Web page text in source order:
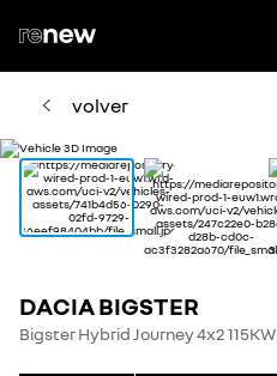
volver
DACIA BIGSTER
Bigster Hybrid Journey 4x2 115KW